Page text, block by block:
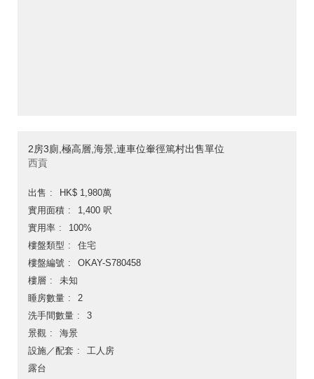
2房3廁,極高層,海景,連車位輋徑篤村出售單位
西貢
出售
HK$ 1,980萬
實用面積
1,400 呎
實用率
100%
樓盤類型
住宅
樓盤編號
OKAY-S780458
樓層
未知
睡房數量
2
洗手間數量
3
景觀
海景
設施／配套
工人房
露台